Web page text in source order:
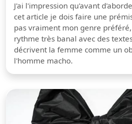
J'ai l'impression qu'avant
cet article je dois faire une
pas vraiment mon genre
rythme très banal avec des
décrivent la femme comme un
l'homme macho.